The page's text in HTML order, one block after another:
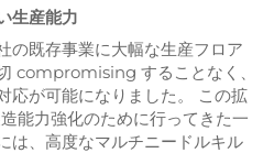
生産能力
の既存事業に大幅な生産フロア
compromising することなく、
応が可能になりました。
この拡
能力強化のために行ってきた一
は、高度なマルチニードルキル